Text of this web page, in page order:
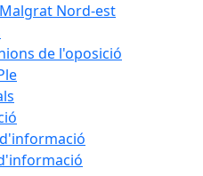
Nord-est
de l'oposició